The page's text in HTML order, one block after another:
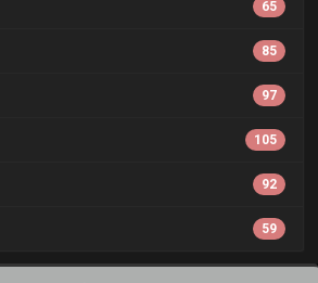
65
85
97
105
92
59